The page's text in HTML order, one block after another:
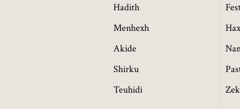
Hadith
Menhexh
Akide
Shirku
Teuhidi